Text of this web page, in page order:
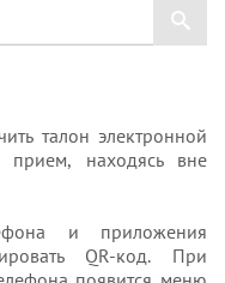
талон электронной
находясь вне
и приложения
QR-код. При